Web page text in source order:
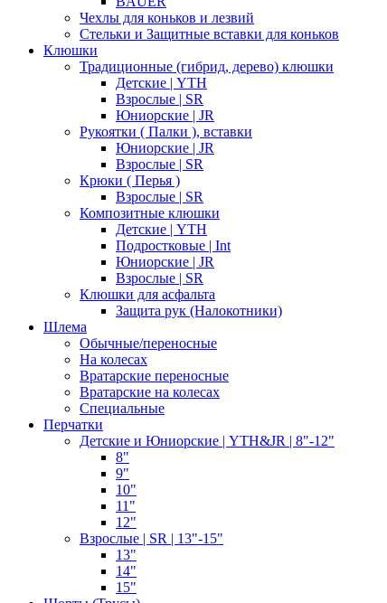
Чехлы для коньков и лезвий
Стельки и Защитные вставки для коньков
Клюшки
Традиционные (гибрид, дерево) клюшки
Детские | YTH
Взрослые | SR
Юниорские | JR
Рукоятки ( Палки ), вставки
Юниорские | JR
Взрослые | SR
Крюки ( Перья )
Взрослые | SR
Композитные клюшки
Детские | YTH
Подростковые | Int
Юниорские | JR
Взрослые | SR
Клюшки для асфальта
Защита рук (Налокотники)
Шлема
Обычные/переносные
На колесах
Вратарские переносные
Вратарские на колесах
Специальные
Перчатки
Детские и Юниорские | YTH&JR | 8"-12"
8"
9"
10"
11"
12"
Взрослые | SR | 13"-15"
13"
14"
15"